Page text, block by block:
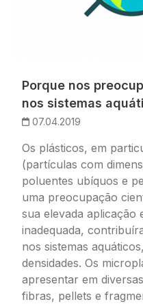
Porque nos
nos sistemas
07.04.2019
Os plásticos, em
(partículas com
poluentes ubíquos e
uma preocupação
sua elevada aplicação
inadequada,
nos sistemas
densidades. Os
apresentar em
fibras, pellets e